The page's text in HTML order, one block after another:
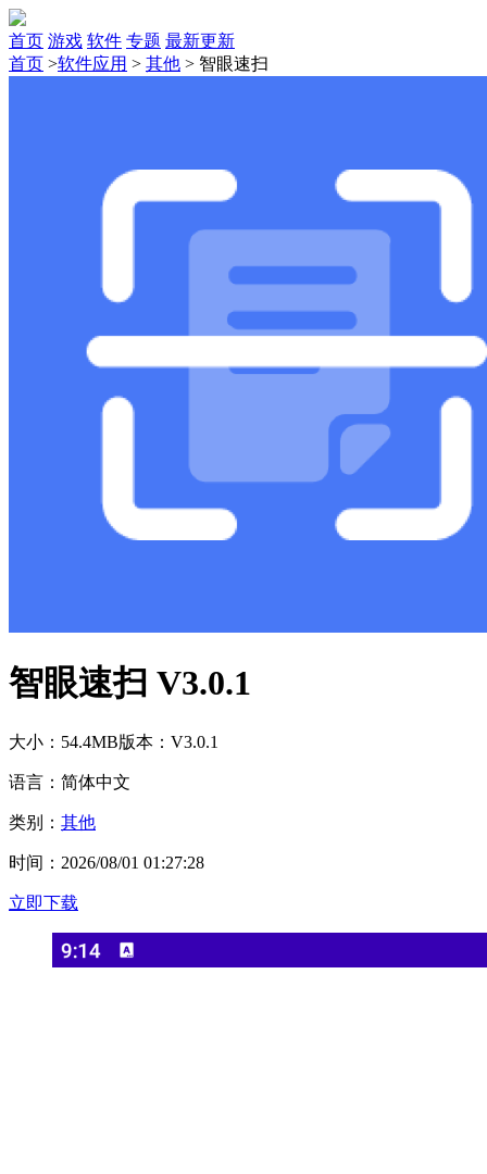
首页 游戏 软件 专题 最新更新
首页 >软件应用 > 其他 > 智眼速扫
智眼速扫 V3.0.1
大小：54.4MB版本：V3.0.1
语言：简体中文
类别： 其他
时间：2026/08/01 01:27:28
立即下载